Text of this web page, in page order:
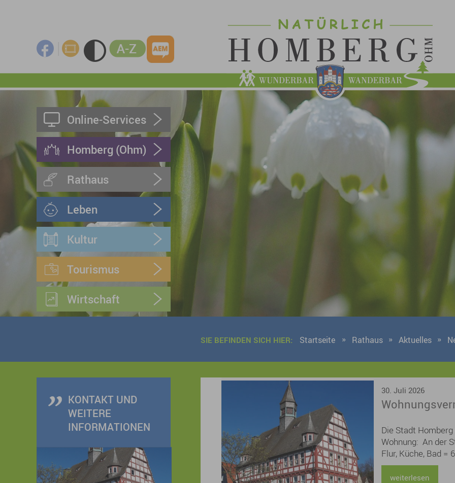
Online-Services
Homberg (Ohm)
Rathaus
Leben
Kultur
Tourismus
Wirtschaft
SIE BEFINDEN SICH HIER: Startseite Rathaus Aktuelles
KONTAKT UND
WEITERE
INFORMATIONEN
9 Ergebnisse gefunden 30. Juli 2026
Die Stadt
Wohnung: An der
Flur, Küche, Bad =
weiterlesen